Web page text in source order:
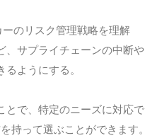
のリスク管理戦略を理解
、サプライチェーンの中断や
ようにする。
とで、特定のニーズに対応で
持って選ぶことができます。